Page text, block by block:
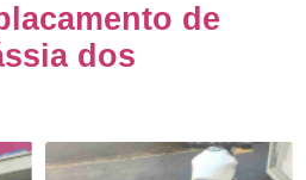
de
dos